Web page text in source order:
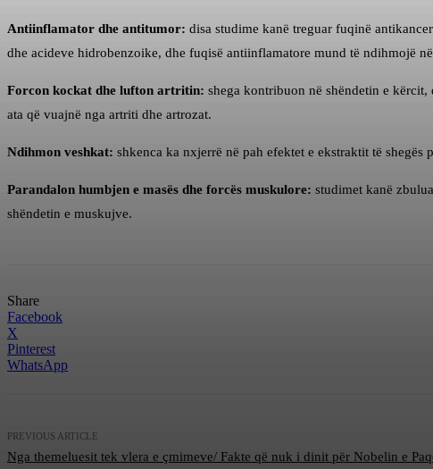
Antiinflamator dhe antitumor: disa studime kanë treguar fuqinë
dhe acideve hidrobenzoike, dhe fuqisë antiinflamatore mund të ndihmojë
Forcon kockat dhe lufton artritin: shega kontribuon në shëndetin e
ata që vuajnë nga artriti dhe artrozat.
Ndihmon veshkat: shkenca ka nxjerrë në pah efektet e ekstraktit të
Parandalon humbjen e masës dhe forcës muskulore: studimet kanë
shëndetin e muskujve.
Share
Facebook
X
Pinterest
WhatsApp
PREVIOUS ARTICLE
Nga themeluesit tek vlera e çmimeve/ Fakte që nuk i dinit për Nobelin e